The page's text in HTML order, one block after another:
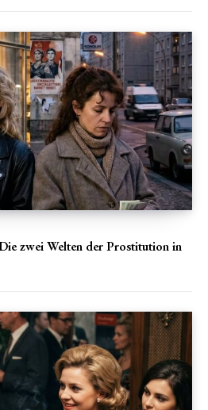
zwei Welten der Prostitution in